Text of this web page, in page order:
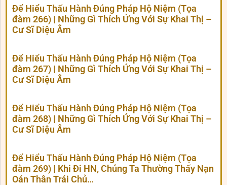
Để Hiểu Thấu Hành Đúng Pháp Hộ Niệm (Tọa
đàm 266) | Những Gì Thích Ứng Với Sự Khai Thị –
Cư Sĩ Diệu Âm
Để Hiểu Thấu Hành Đúng Pháp Hộ Niệm (Tọa
đàm 267) | Những Gì Thích Ứng Với Sự Khai Thị –
Cư Sĩ Diệu Âm
Để Hiểu Thấu Hành Đúng Pháp Hộ Niệm (Tọa
đàm 268) | Những Gì Thích Ứng Với Sự Khai Thị –
Cư Sĩ Diệu Âm
Để Hiểu Thấu Hành Đúng Pháp Hộ Niệm (Tọa
đàm 269) | Khi Đi HN, Chúng Ta Thường Thấy Nạn
Oán Thân Trái Chủ…